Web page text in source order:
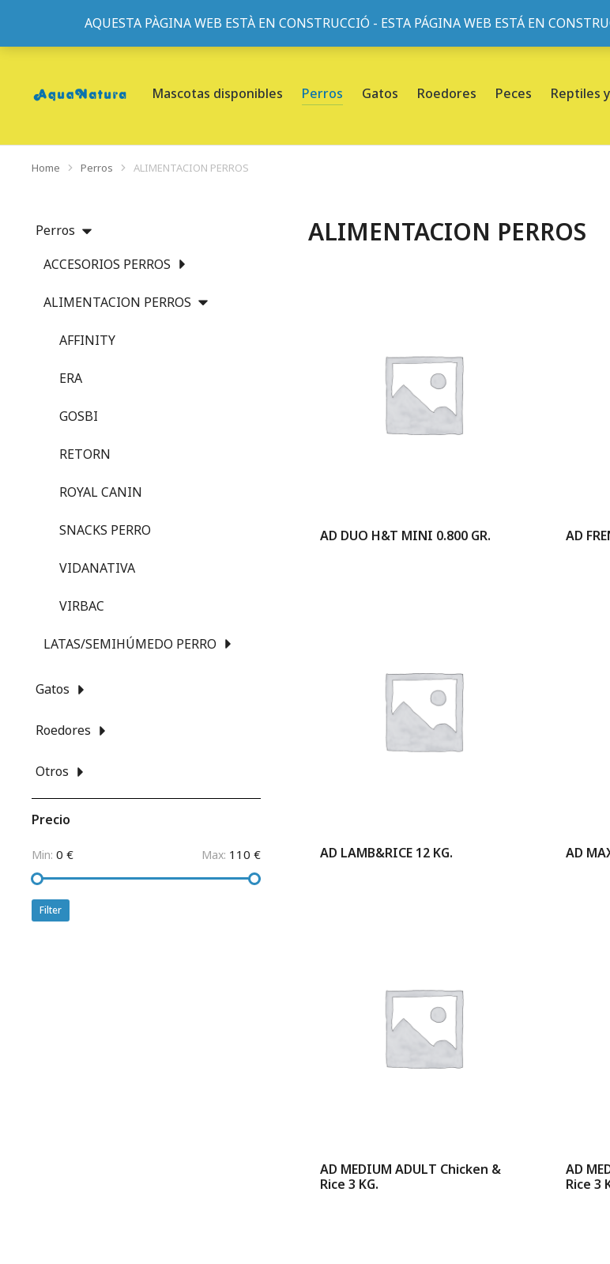
AQUESTA PÀGINA WEB ESTÀ EN CONSTRUCCIÓ - ESTA PÁGINA WEB ESTÁ EN
933095977-933152057-933103463- C/ de Roger de Flor, 45, L'Eixample, 08013 Barcelona |Sobre
Mascotas disponibles Perros Gatos Roedores Peces Reptiles
You are here:
Home Perros ALIMENTACION PERROS
Perros
ACCESORIOS PERROS
ALIMENTACION PERROS
AFFINITY
ERA
GOSBI
RETORN
ROYAL CANIN
SNACKS PERRO
VIDANATIVA
VIRBAC
LATAS/SEMIHÚMEDO PERRO
Gatos
Roedores
Otros
Precio
Min: 0 € Max: 110 €
Filter
ALIMENTACION PERROS
AD DUO H&T MINI 0.800 GR. AD
AD LAMB&RICE 12 KG. AD
AD MEDIUM ADULT Chicken &
Rice 3 KG.
AD
Rice 3